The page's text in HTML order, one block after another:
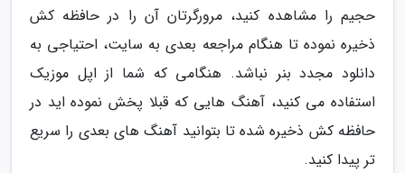
حجیم را مشاهده کنید، مرورگرتان آن را در حافظه کش
ذخیره نموده تا هنگام مراجعه بعدی به سایت، احتیاجی به
دانلود مجدد بنر نباشد. هنگامی که شما از اپل موزیک
استفاده می کنید، آهنگ هایی که قبلا پخش نموده اید در
حافظه کش ذخیره شده تا بتوانید آهنگ های بعدی را سریع
تر پیدا کنید.